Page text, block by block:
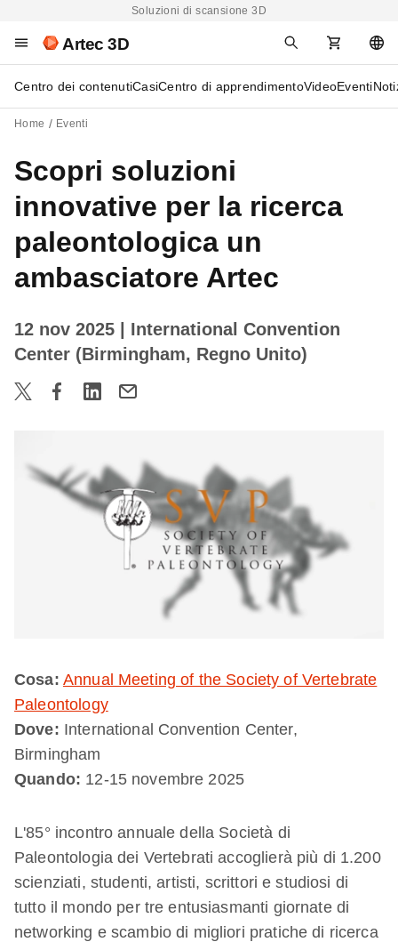
Soluzioni di scansione 3D
Artec 3D
Centro dei contenutiCasiCentro di apprendimentoVideoEventi
Home Eventi
Scopri soluzioni
innovative per la ricerca
paleontologica un
ambasciatore Artec
12 nov 2025
| International Convention
Center (Birmingham, Regno Unito)
Cosa: Annual Meeting of the Society of Vertebrate
Paleontology
Dove: International Convention Center,
Birmingham
Quando: 12-15 novembre 2025
L'85° incontro annuale della Società di
Paleontologia dei Vertebrati accoglierà più di 1.200
scienziati, studenti, artisti, scrittori e studiosi di
tutto il mondo per tre entusiasmanti giornate di
networking e scambio di migliori pratiche di ricerca